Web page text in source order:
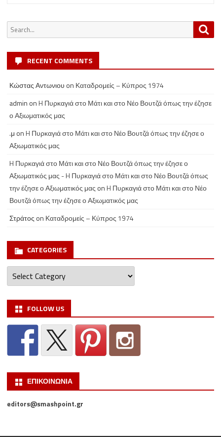
Search
for:
RECENT COMMENTS
Κώστας Αντωνιου on Καταδρομείς – Κύπρος 1974
admin onH Πυρκαγιά στο Μάτι και στο Νέο Βουτζά όπως την έζησε
ο Αξιωματικός μας
.μ onH Πυρκαγιά στο Μάτι και στο Νέο Βουτζά όπως την έζησε ο
Αξιωματικός μας
H Πυρκαγιά στο Μάτι και στο Νέο Βουτζά όπως την έζησε ο
Αξιωματικός μας - H Πυρκαγιά στο Μάτι και στο Νέο Βουτζά όπως
την έζησε ο Αξιωματικός μας onH Πυρκαγιά στο Μάτι και στο Νέο
Βουτζά όπως την έζησε ο Αξιωματικός μας
Στράτος on Καταδρομείς – Κύπρος 1974
CATEGORIES
Categories
FOLLOW US
ΕΠΙΚΟΙΝΩΝΙΑ
editors@smashpoint.gr